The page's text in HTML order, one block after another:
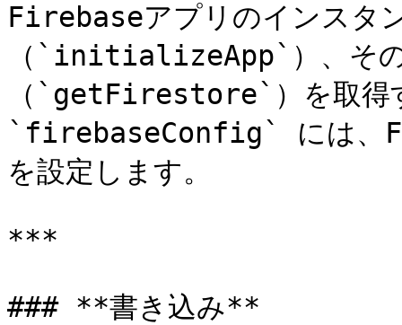
Firebaseアプリのインスタ
（`initializeApp`）、そ
（`getFirestore`）を取得
`firebaseConfig` には、
を設定します。
***
### **書き込み**